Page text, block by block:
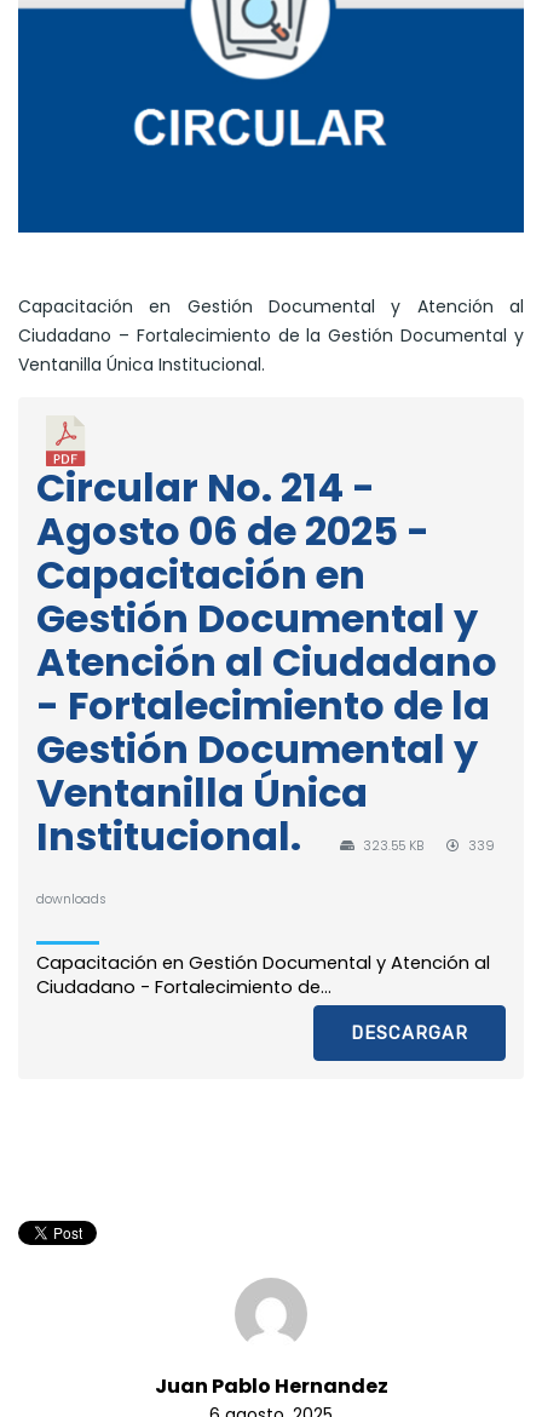
Capacitación en Gestión Documental y Atención al
Ciudadano – Fortalecimiento de la Gestión Documental y
Ventanilla Única Institucional.
Circular No. 214 -
Agosto 06 de 2025 -
Capacitación en
Gestión Documental y
Atención al Ciudadano
- Fortalecimiento de la
Gestión Documental y
Ventanilla Única
Institucional.
323.55 KB 339
downloads
Capacitación en Gestión Documental y Atención al
Ciudadano - Fortalecimiento de...
DESCARGAR
Juan Pablo Hernandez